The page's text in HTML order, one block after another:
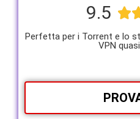
9.5 
Perfetta per i Torrent e lo
VPN